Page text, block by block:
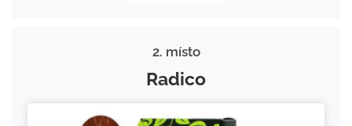
2. místo
Radico